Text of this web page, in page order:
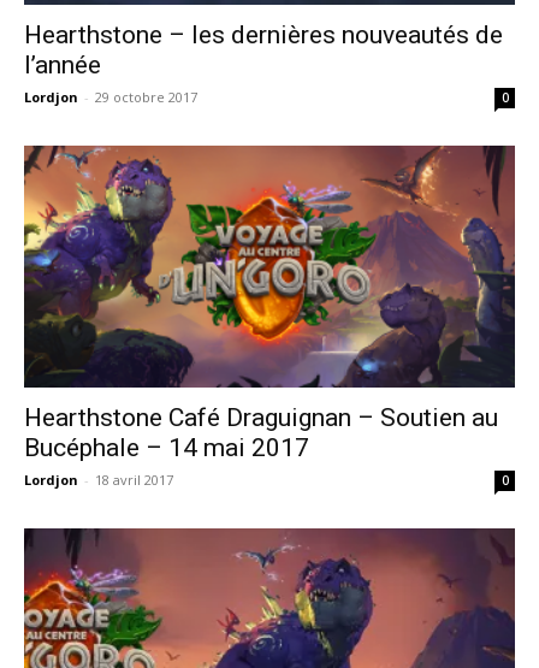
Hearthstone – les dernières nouveautés de
l’année
Lordjon - 29 octobre 2017 0
Hearthstone Café Draguignan – Soutien au
Bucéphale – 14 mai 2017
Lordjon - 18 avril 2017 0